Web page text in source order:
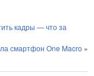
кадры — что за
смартфон One Macro »